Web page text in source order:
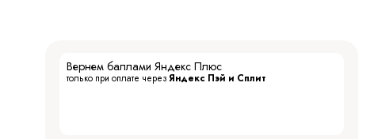
Вернем баллами Яндекс Плюс
только при оплате черезЯндекс Пэй и Сплит